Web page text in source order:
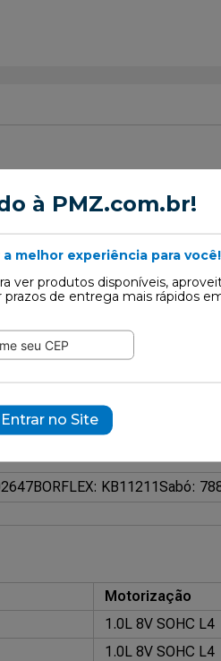
à PMZ.com.br!
melhor experiência para você!
ver produtos disponíveis,
de entrega mais rápidos
Entrar no Site
BORFLEX: KB11211Sabó:
Motorização
1.0L 8V SOHC L4
1.0L 8V SOHC L4